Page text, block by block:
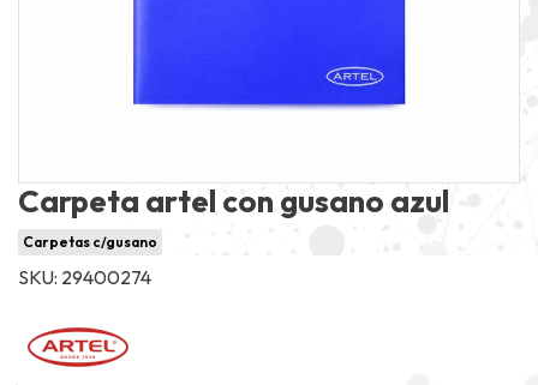
Carpeta artel con gusano azul
Carpetas c/gusano
SKU: 29400274